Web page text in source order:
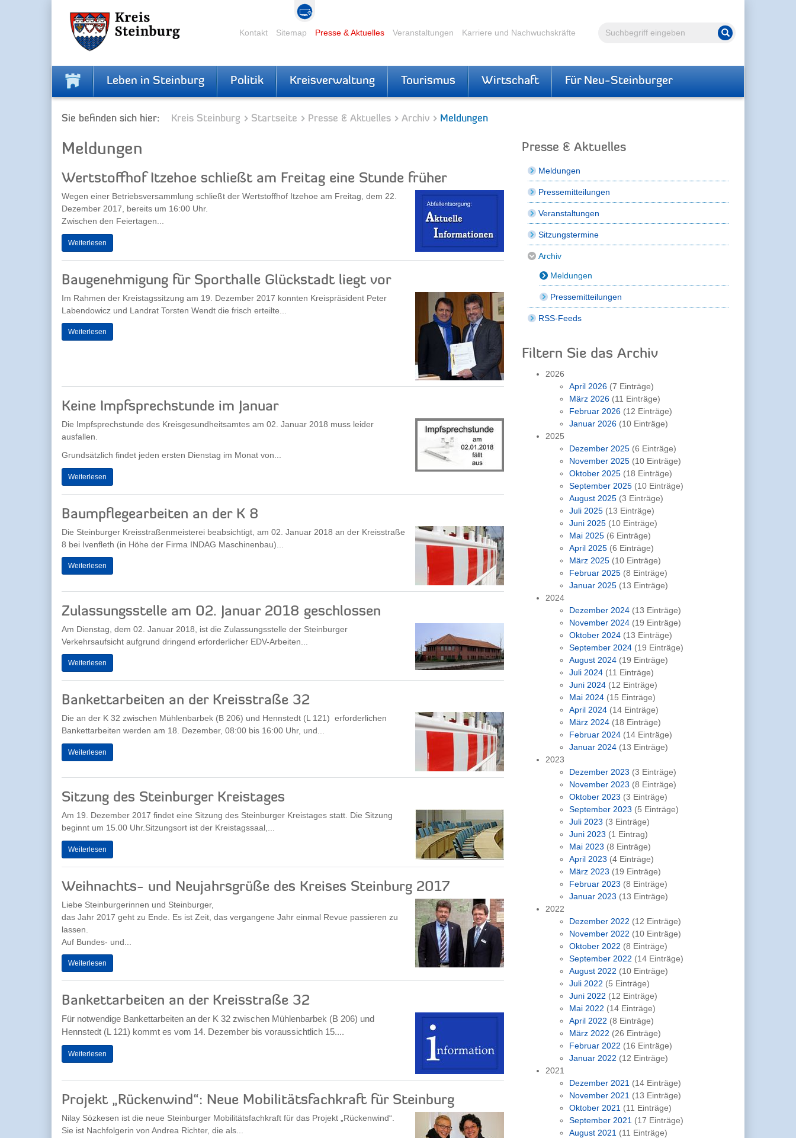
Volltextsuche Suche starten
Kontakt Sitemap Presse & Aktuelles Veranstaltungen Karriere und Nachwuchskräfte
Leben in Steinburg Politik Kreisverwaltung Tourismus Wirtschaft Für Neu-Steinburger
Sie befinden sich hier: Kreis Steinburg Startseite Presse & Aktuelles Archiv Meldungen
Meldungen
Wertstoffhof Itzehoe schließt am Freitag eine Stunde früher
Wegen einer Betriebsversammlung schließt der Wertstoffhof Itzehoe am Freitag, dem 22.
Dezember 2017, bereits um 16:00 Uhr.
Zwischen den Feiertagen...
Weiterlesen
Baugenehmigung für Sporthalle Glückstadt liegt vor
Im Rahmen der Kreistagssitzung am 19. Dezember 2017 konnten Kreispräsident Peter
Labendowicz und Landrat Torsten Wendt die frisch erteilte...
Weiterlesen
Keine Impfsprechstunde im Januar
Die Impfsprechstunde des Kreisgesundheitsamtes am 02. Januar 2018 muss leider
ausfallen.
Grundsätzlich findet jeden ersten Dienstag im Monat von...
Weiterlesen
Baumpflegearbeiten an der K 8
Die Steinburger Kreisstraßenmeisterei beabsichtigt, am 02. Januar 2018 an der Kreisstraße
8 bei Ivenfleth (in Höhe der Firma INDAG Maschinenbau)...
Weiterlesen
Zulassungsstelle am 02. Januar 2018 geschlossen
Am Dienstag, dem 02. Januar 2018, ist die Zulassungsstelle der Steinburger
Verkehrsaufsicht aufgrund dringend erforderlicher EDV-Arbeiten...
Weiterlesen
Bankettarbeiten an der Kreisstraße 32
Die an der K 32 zwischen Mühlenbarbek (B 206) und Hennstedt (L 121) erforderlichen
Bankettarbeiten werden am 18. Dezember, 08:00 bis 16:00 Uhr, und...
Weiterlesen
Sitzung des Steinburger Kreistages
Am 19. Dezember 2017 findet eine Sitzung des Steinburger Kreistages statt. Die Sitzung
beginnt um 15.00 Uhr.Sitzungsort ist der Kreistagssaal,...
Weiterlesen
Weihnachts- und Neujahrsgrüße des Kreises Steinburg 2017
Liebe Steinburgerinnen und Steinburger,
das Jahr 2017 geht zu Ende. Es ist Zeit, das vergangene Jahr einmal Revue passieren zu
lassen.
Auf Bundes- und...
Weiterlesen
Bankettarbeiten an der Kreisstraße 32
Für notwendige Bankettarbeiten an der K 32 zwischen Mühlenbarbek (B 206) und
Hennstedt (L 121) kommt es vom 14. Dezember bis voraussichtlich 15....
Weiterlesen
Projekt „Rückenwind“: Neue Mobilitätsfachkraft für Steinburg
Nilay Sözkesen ist die neue Steinburger Mobilitätsfachkraft für das Projekt „Rückenwind“.
Sie ist Nachfolgerin von Andrea Richter, die als...
Presse & Aktuelles
Meldungen
Pressemitteilungen
Veranstaltungen
Sitzungstermine
Archiv
Meldungen
Pressemitteilungen
RSS-Feeds
Filtern Sie das Archiv
2026
April 2026 (7 Einträge)
März 2026 (11 Einträge)
Februar 2026 (12 Einträge)
Januar 2026 (10 Einträge)
2025
Dezember 2025 (6 Einträge)
November 2025 (10 Einträge)
Oktober 2025 (18 Einträge)
September 2025 (10 Einträge)
August 2025 (3 Einträge)
Juli 2025 (13 Einträge)
Juni 2025 (10 Einträge)
Mai 2025 (6 Einträge)
April 2025 (6 Einträge)
März 2025 (10 Einträge)
Februar 2025 (8 Einträge)
Januar 2025 (13 Einträge)
2024
Dezember 2024 (13 Einträge)
November 2024 (19 Einträge)
Oktober 2024 (13 Einträge)
September 2024 (19 Einträge)
August 2024 (19 Einträge)
Juli 2024 (11 Einträge)
Juni 2024 (12 Einträge)
Mai 2024 (15 Einträge)
April 2024 (14 Einträge)
März 2024 (18 Einträge)
Februar 2024 (14 Einträge)
Januar 2024 (13 Einträge)
2023
Dezember 2023 (3 Einträge)
November 2023 (8 Einträge)
Oktober 2023 (3 Einträge)
September 2023 (5 Einträge)
Juli 2023 (3 Einträge)
Juni 2023 (1 Eintrag)
Mai 2023 (8 Einträge)
April 2023 (4 Einträge)
März 2023 (19 Einträge)
Februar 2023 (8 Einträge)
Januar 2023 (13 Einträge)
2022
Dezember 2022 (12 Einträge)
November 2022 (10 Einträge)
Oktober 2022 (8 Einträge)
September 2022 (14 Einträge)
August 2022 (10 Einträge)
Juli 2022 (5 Einträge)
Juni 2022 (12 Einträge)
Mai 2022 (14 Einträge)
April 2022 (8 Einträge)
März 2022 (26 Einträge)
Februar 2022 (16 Einträge)
Januar 2022 (12 Einträge)
2021
Dezember 2021 (14 Einträge)
November 2021 (13 Einträge)
Oktober 2021 (11 Einträge)
September 2021 (17 Einträge)
August 2021 (11 Einträge)